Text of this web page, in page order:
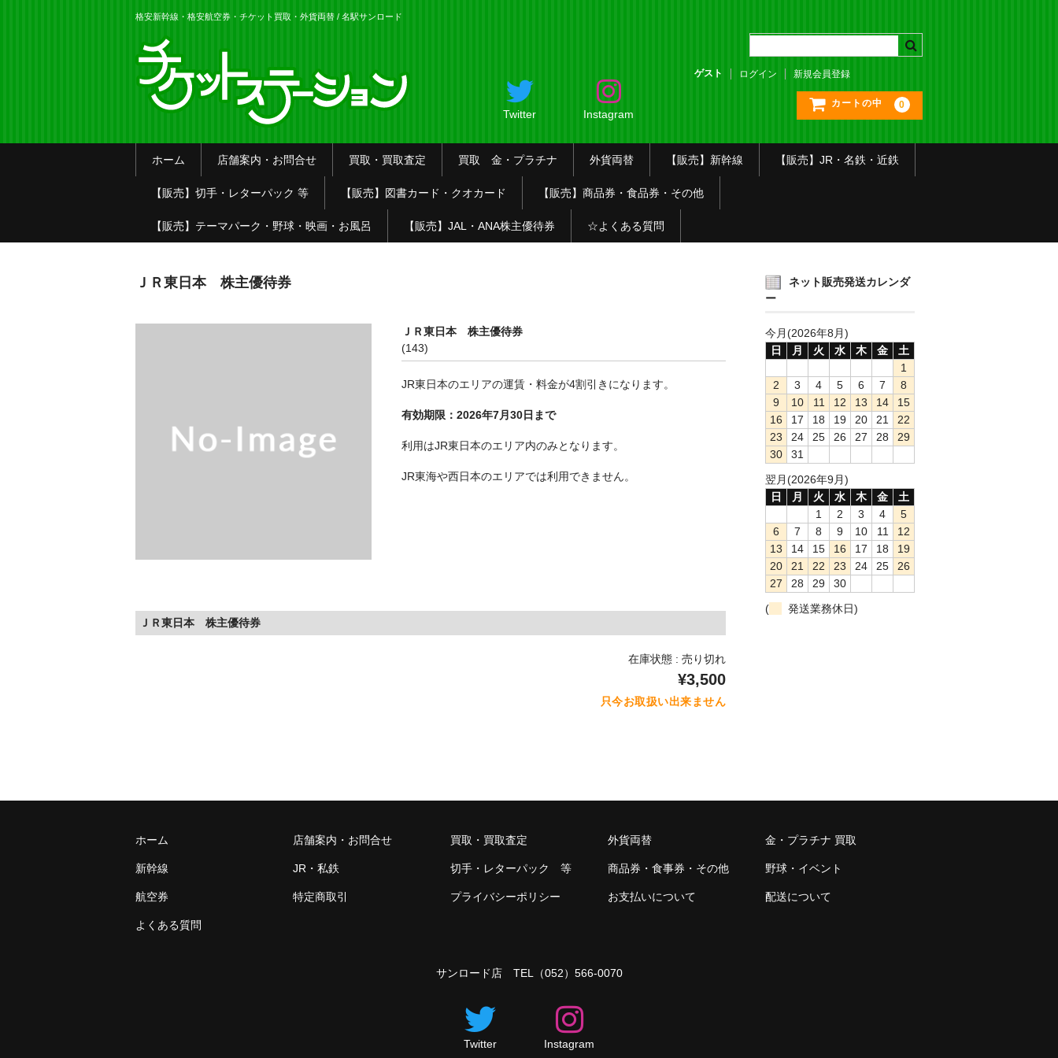
格安新幹線・格安航空券・チケット買取・外貨両替 / 名駅サンロード
Twitter Instagram
ゲスト ログイン 新規会員登録
カートの中 0
ホーム 店舗案内・お問合せ 買取・買取査定 買取 金・プラチナ 外貨両替 【販売】新幹線 【販売】JR・名鉄・近鉄
【販売】切手・レターパック 等 【販売】図書カード・クオカード 【販売】商品券・食品券・その他
【販売】テーマパーク・野球・映画・お風呂 【販売】JAL・ANA株主優待券 ☆よくある質問
ＪＲ東日本 株主優待券
ＪＲ東日本 株主優待券
(143)
JR東日本のエリアの運賃・料金が4割引きになります。
有効期限：2026年7月30日まで
利用はJR東日本のエリア内のみとなります。
JR東海や西日本のエリアでは利用できません。
ＪＲ東日本 株主優待券
在庫状態 : 売り切れ
¥3,500
只今お取扱い出来ません
ネット販売発送カレンダ
ー
今月(2026年8月)
日
月 火 水 木 金
土
1
2
3 4 5 6 7
8
9
10 11 12 13 14
15
16
17 18 19 20 21
22
23
24 25 26 27 28
29
30
31
翌月(2026年9月)
日
月 火 水 木 金
土
1
2 3 4
5
6
7 8 9 10 11
12
13
14 15 16 17 18
19
20
21 22 23 24 25
26
27
28 29
30
(
発送業務休日)
ホーム 店舗案内・お問合せ 買取・買取査定 外貨両替 金・プラチナ 買取
新幹線 JR・私鉄 切手・レターパック 等 商品券・食事券・その他 野球・イベント
航空券 特定商取引 プライバシーポリシー お支払いについて 配送について
よくある質問
サンロード店 TEL （052）566-0070
Twitter Instagram